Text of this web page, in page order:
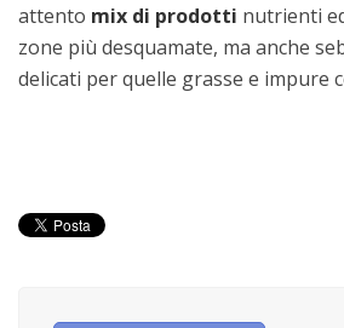
attento mix di prodotti nutrienti
zone più desquamate, ma anche
delicati per quelle grasse e impure